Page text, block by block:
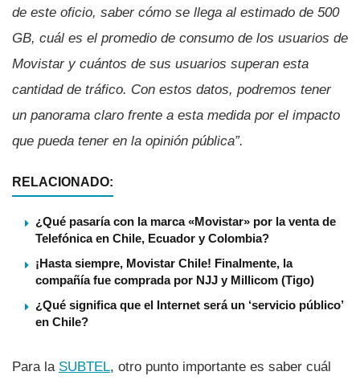
de este oficio, saber cómo se llega al estimado de 500
GB, cuál es el promedio de consumo de los usuarios de
Movistar y cuántos de sus usuarios superan esta
cantidad de tráfico. Con estos datos, podremos tener
un panorama claro frente a esta medida por el impacto
que pueda tener en la opinión pública”.
RELACIONADO:
¿Qué pasaría con la marca «Movistar» por la venta de
Telefónica en Chile, Ecuador y Colombia?
¡Hasta siempre, Movistar Chile! Finalmente, la
compañía fue comprada por NJJ y Millicom (Tigo)
¿Qué significa que el Internet será un ‘servicio público’
en Chile?
Para la SUBTEL, otro punto importante es saber cuál